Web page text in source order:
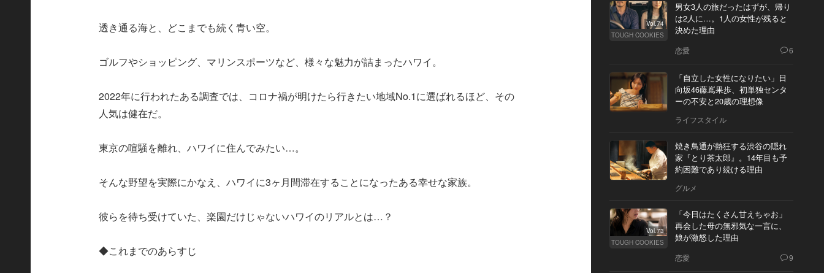
透き通る海と、どこまでも続く青い空。
ゴルフやショッピング、マリンスポーツなど、様々な魅力が詰まったハワイ。
2022年に行われたある調査では、コロナ禍が明けたら行きたい地域No.1に選ばれるほど、その
人気は健在だ。
東京の喧騒を離れ、ハワイに住んでみたい…。
そんな野望を実際にかなえ、ハワイに3ヶ月間滞在することになったある幸せな家族。
彼らを待ち受けていた、楽園だけじゃないハワイのリアルとは…？
◆これまでのあらすじ
Vol.74
TOUGH COOKIES
男女3人の旅だったはずが、帰り
は2人に…。1人の女性が残ると
決めた理由
恋愛 6
「自立した女性になりたい」日
向坂46藤嶌果歩、初単独センタ
ーの不安と20歳の理想像
ライフスタイル
焼き鳥通が熱狂する渋谷の隠れ
家『とり茶太郎』。14年目も予
約困難であり続ける理由
グルメ
Vol.73
TOUGH COOKIES
「今日はたくさん甘えちゃお」
再会した母の無邪気な一言に、
娘が激怒した理由
恋愛 9